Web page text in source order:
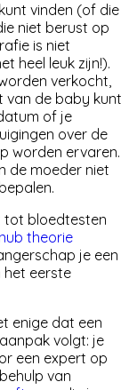
vinden (of die
niet berust op
is niet
heel leuk zijn!).
verkocht,
van de baby kunt
of je
over de
worden ervaren.
de moeder niet
tot bloedtesten
nub theorie
je een
het eerste
enige dat een
volgt: je
een expert op
van